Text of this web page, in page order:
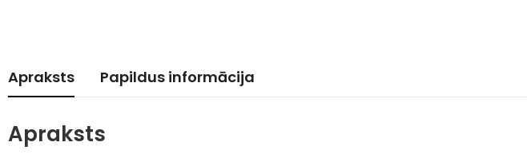
Apraksts Papildus informācija
Apraksts